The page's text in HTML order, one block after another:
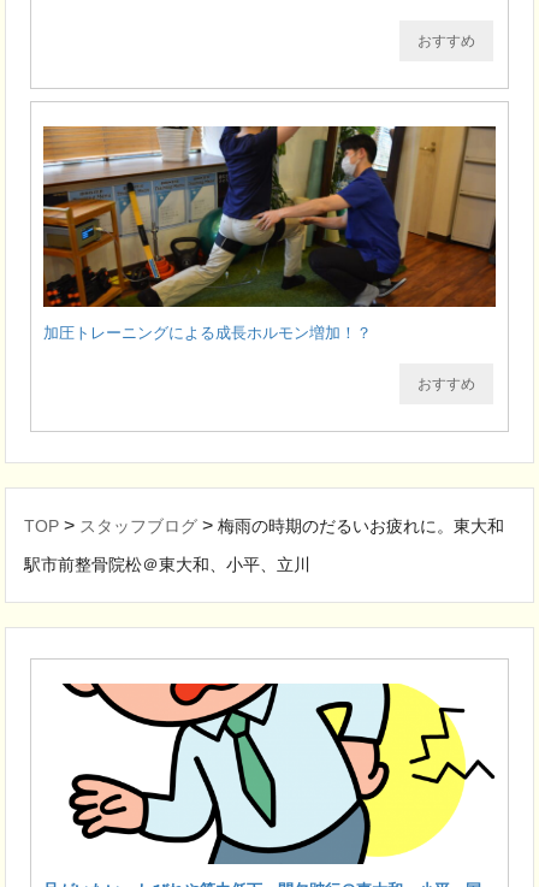
おすすめ
加圧トレーニングによる成長ホルモン増加！？
おすすめ
TOP > スタッフブログ >梅雨の時期のだるいお疲れに。東大和
駅市前整骨院松＠東大和、小平、立川